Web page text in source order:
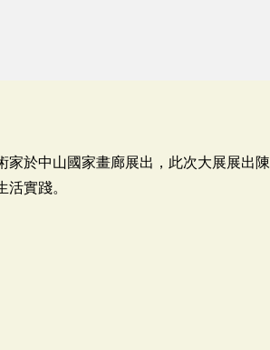
家於中山國家畫廊展出，此次大展展出陳
實踐。